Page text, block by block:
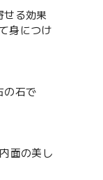
せる効果
身につけ
の石で
面の美し